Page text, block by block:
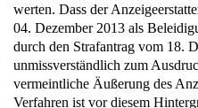
werten. Dass der
04. Dezember 2013 als
durch den Strafantrag vom 18.
unmissverständlich zum
vermeintliche Äußerung des
Verfahren ist vor diesem